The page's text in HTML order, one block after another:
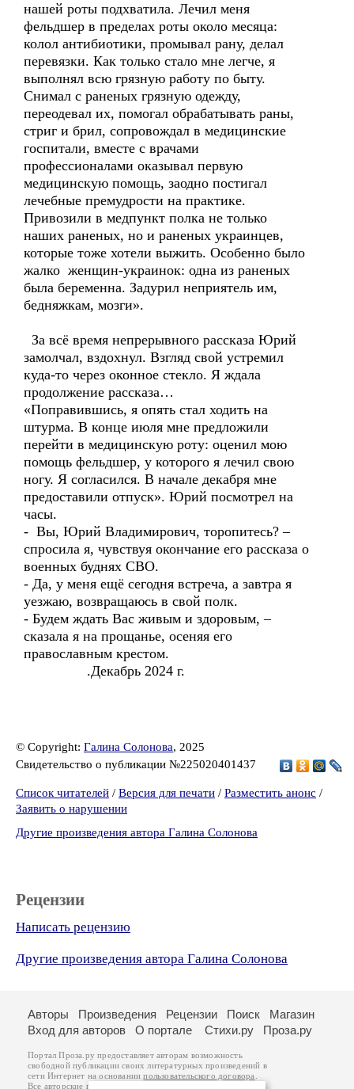
нашей роты подхватила. Лечил меня
фельдшер в пределах роты около месяца:
колол антибиотики, промывал рану, делал
перевязки. Как только стало мне легче, я
выполнял всю грязную работу по быту.
Снимал с раненых грязную одежду,
переодевал их, помогал обрабатывать раны,
стриг и брил, сопровождал в медицинские
госпитали, вместе с врачами
профессионалами оказывал первую
медицинскую помощь, заодно постигал
лечебные премудрости на практике.
Привозили в медпункт полка не только
наших раненых, но и раненых украинцев,
которые тоже хотели выжить. Особенно было
жалко женщин-украинок: одна из раненых
была беременна. Задурил неприятель им,
бедняжкам, мозги».
За всё время непрерывного рассказа Юрий
замолчал, вздохнул. Взгляд свой устремил
куда-то через оконное стекло. Я ждала
продолжение рассказа…
«Поправившись, я опять стал ходить на
штурма. В конце июля мне предложили
перейти в медицинскую роту: оценил мою
помощь фельдшер, у которого я лечил свою
ногу. Я согласился. В начале декабря мне
предоставили отпуск». Юрий посмотрел на
часы.
- Вы, Юрий Владимирович, торопитесь? –
спросила я, чувствуя окончание его рассказа о
военных буднях СВО.
- Да, у меня ещё сегодня встреча, а завтра я
уезжаю, возвращаюсь в свой полк.
- Будем ждать Вас живым и здоровым, –
сказала я на прощанье, осеняя его
православным крестом.
.Декабрь 2024 г.
© Copyright: Галина Солонова, 2025
Свидетельство о публикации №225020401437
Список читателей / Версия для печати / Разместить анонс /
Заявить о нарушении
Другие произведения автора Галина Солонова
Рецензии
Написать рецензию
Другие произведения автора Галина Солонова
Авторы Произведения Рецензии Поиск
Магазин
Вход для авторов
О портале Стихи.ру Проза.ру
Портал Проза.ру предоставляет авторам возможность
свободной публикации своих литературных произведений в
сети Интернет на основаниипользовательского договора
Все авторские права на произведения принадлежат авторам